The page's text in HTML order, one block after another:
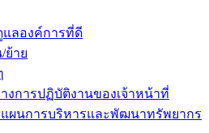
แลองค์การที่ดี
ย้าย
งการปฏิบัติงานของเจ้าหน้าที่
ผนการบริหารและพัฒนาทรัพยากร